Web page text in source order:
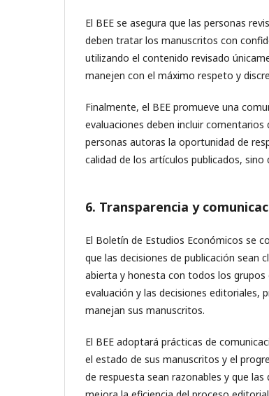
El BEE se asegura que las personas
deben tratar los manuscritos con
utilizando el contenido revisado
manejen con el máximo respeto y
Finalmente, el BEE promueve una
evaluaciones deben incluir
personas autoras la oportunidad de
calidad de los artículos publicados,
6. Transparencia y
El Boletín de Estudios Económicos se
que las decisiones de publicación sean
abierta y honesta con todos los grupos
evaluación y las decisiones editoriales,
manejan sus manuscritos.
El BEE adoptará prácticas de
el estado de sus manuscritos y el
de respuesta sean razonables y que